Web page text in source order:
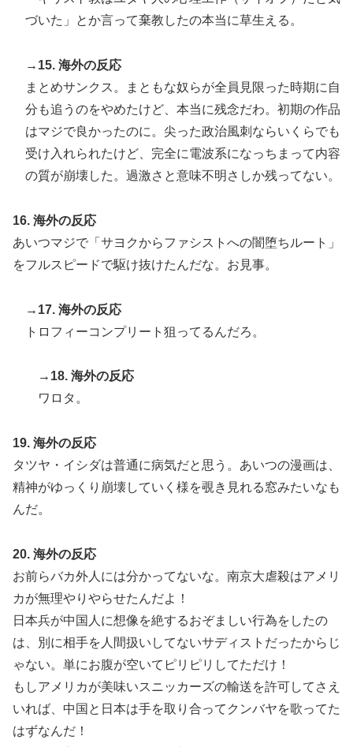
づいた」とか言って棄教したの本当に草生える。
→15. 海外の反応
まとめサンクス。まともな奴らが全員見限った時期に自
分も追うのをやめたけど、本当に残念だわ。初期の作品
はマジで良かったのに。尖った政治風刺ならいくらでも
受け入れられたけど、完全に電波系になっちまって内容
の質が崩壊した。過激さと意味不明さしか残ってない。
16. 海外の反応
あいつマジで「サヨクからファシストへの闇堕ちルート」
をフルスピードで駆け抜けたんだな。お見事。
→17. 海外の反応
トロフィーコンプリート狙ってるんだろ。
→18. 海外の反応
ワロタ。
19. 海外の反応
タツヤ・イシダは普通に病気だと思う。あいつの漫画は、
精神がゆっくり崩壊していく様を覗き見れる窓みたいなも
んだ。
20. 海外の反応
お前らバカ外人には分かってないな。南京大虐殺はアメリ
カが無理やりやらせたんだよ！
日本兵が中国人に想像を絶するおぞましい行為をしたの
は、別に相手を人間扱いしてないサディストだったからじ
ゃない。単にお腹が空いてピリピリしてただけ！
もしアメリカが美味いスニッカーズの輸送を許可してさえ
いれば、中国と日本は手を取り合ってクンバヤを歌ってた
はずなんだ！